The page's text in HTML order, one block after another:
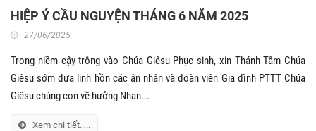
HIỆP Ý CẦU NGUYỆN THÁNG 6 NĂM 2025
27/06/2025
Trong niềm cậy trông vào Chúa Giêsu Phục sinh, xin Thánh Tâm Chúa
Giêsu sớm đưa linh hồn các ân nhân và đoàn viên Gia đình PTTT Chúa
Giêsu chúng con về hưởng Nhan...
Xem chi tiết.....